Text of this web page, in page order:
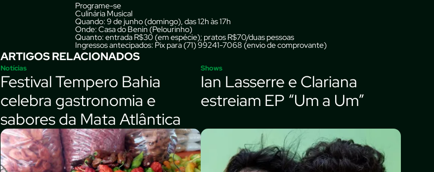
Programe-se
Culinária Musical
Quando:9 de junho (domingo), das 12h às 17h
Onde:Casa do Benin (Pelourinho)
Quanto:entrada R$30 (em espécie); pratos R$70/duas pessoas
Ingressos antecipados: Pix para (71) 99241-7068 (envio de comprovante)
ARTIGOS RELACIONADOS
Notícias
Festival Tempero Bahia
celebra gastronomia e
sabores da Mata Atlântica
Shows
Ian Lasserre e Clariana
estreiam EP “Um a Um”